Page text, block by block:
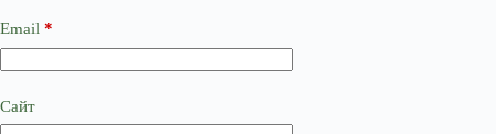
Email *
Сайт